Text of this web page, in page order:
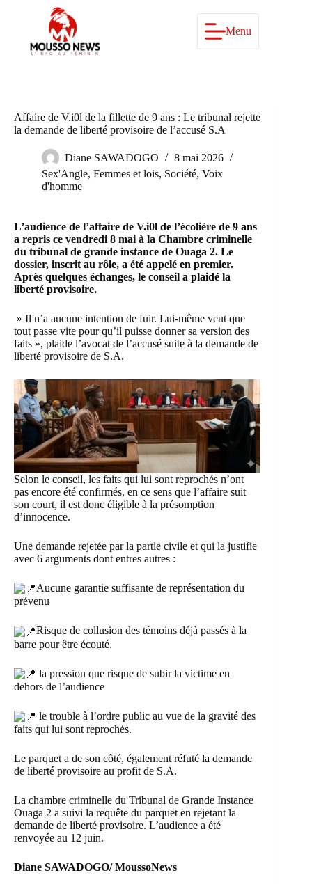
Menu
Affaire de V.i0l de la fillette de 9 ans : Le tribunal rejette
la demande de liberté provisoire de l’accusé S.A
Diane SAWADOGO
8 mai 2026
Sex'Angle, Femmes et lois, Société, Voix
d'homme
L’audience de l’affaire de V.i0l de l’écolière de 9 ans
a repris ce vendredi 8 mai à la Chambre criminelle
du tribunal de grande instance de Ouaga 2. Le
dossier, inscrit au rôle, a été appelé en premier.
Après quelques échanges, le conseil a plaidé la
liberté provisoire.
» Il n’a aucune intention de fuir. Lui-même veut que
tout passe vite pour qu’il puisse donner sa version des
faits », plaide l’avocat de l’accusé suite à la demande de
liberté provisoire de S.A.
Selon le conseil, les faits qui lui sont reprochés n’ont
pas encore été confirmés, en ce sens que l’affaire suit
son court, il est donc éligible à la présomption
d’innocence.
Une demande rejetée par la partie civile et qui la justifie
avec 6 arguments dont entres autres :
Aucune garantie suffisante de représentation du
prévenu
Risque de collusion des témoins déjà passés à la
barre pour être écouté.
la pression que risque de subir la victime en
dehors de l’audience
le trouble à l’ordre public au vue de la gravité des
faits qui lui sont reprochés.
Le parquet a de son côté, également réfuté la demande
de liberté provisoire au profit de S.A.
La chambre criminelle du Tribunal de Grande Instance
Ouaga 2 a suivi la requête du parquet en rejetant la
demande de liberté provisoire. L’audience a été
renvoyée au 12 juin.
Diane SAWADOGO/ MoussoNews